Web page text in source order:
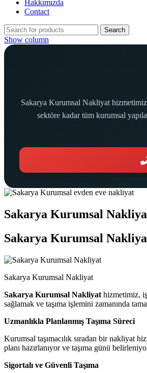
Hakkımızda
Contact
Search
Show column
Sakarya Kurumsal Nakliyat
sektöre kadar tüm kurumsal
Sakarya Kurumsal
Sakarya Kurumsal
Sakarya Kurumsal Nakliyat
Sakarya Kurumsal Nakliyat hizmetimiz,
sağlamak ve taşıma işlemini zamanında
Uzmanlıkla Planlanmış Taşıma Süreci
Kurumsal taşımacılık sıradan bir nakliyat
planı hazırlanıyor ve taşıma günü
Sigortalı ve Güvenli Taşıma